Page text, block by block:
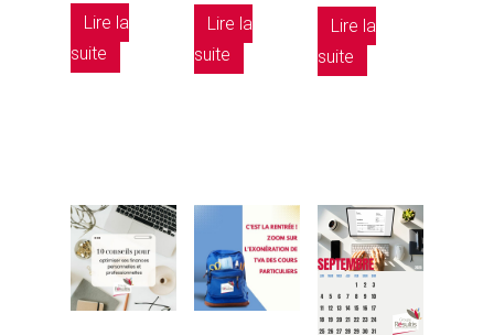
Lire la
suite
Lire la
suite
Lire la
suite